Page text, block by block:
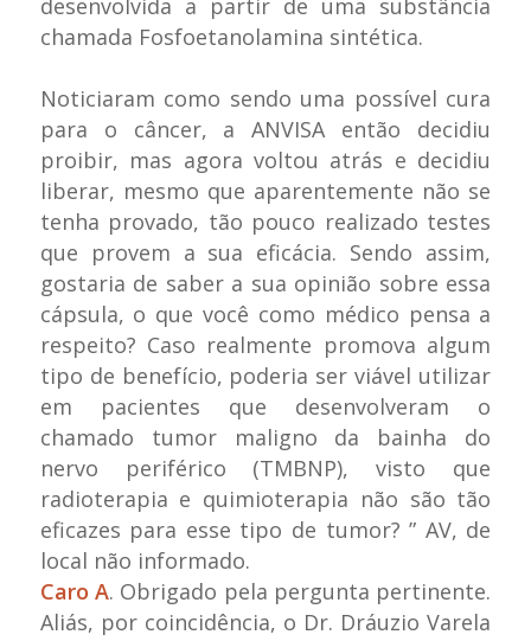
desenvolvida a partir de uma substância
chamada Fosfoetanolamina sintética.
Noticiaram como sendo uma possível cura
para o câncer, a ANVISA então decidiu
proibir, mas agora voltou atrás e decidiu
liberar, mesmo que aparentemente não se
tenha provado, tão pouco realizado testes
que provem a sua eficácia. Sendo assim,
gostaria de saber a sua opinião sobre essa
cápsula, o que você como médico pensa a
respeito? Caso realmente promova algum
tipo de benefício, poderia ser viável utilizar
em pacientes que desenvolveram o
chamado tumor maligno da bainha do
nervo periférico (TMBNP), visto que
radioterapia e quimioterapia não são tão
eficazes para esse tipo de tumor? ” AV, de
local não informado.
Caro A. Obrigado pela pergunta pertinente.
Aliás, por coincidência, o Dr. Dráuzio Varela